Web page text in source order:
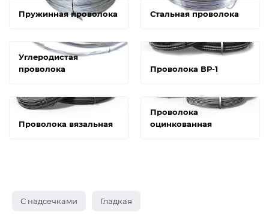
Пружинная проволока Стальная проволока
Углеродистая
проволока
Проволока ВР-1
Проволока вязальная
Проволока
оцинкованная
С надсечками Гладкая